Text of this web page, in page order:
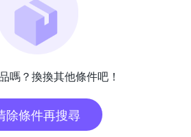
嗎？換換其他條件吧！
除條件再搜尋